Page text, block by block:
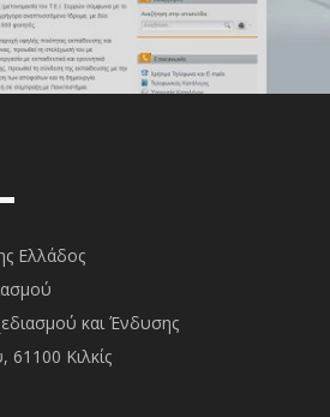
Ελλάδος
και Ένδυσης
61100 Κιλκίς